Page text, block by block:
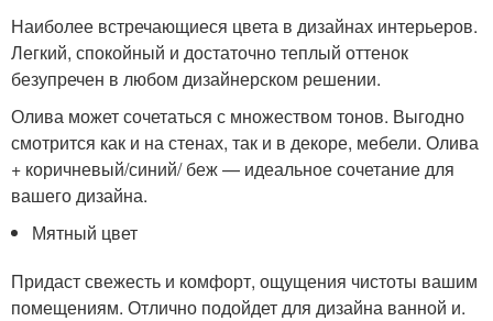
Наиболее встречающиеся цвета в дизайнах интерьеров.
Легкий, спокойный и достаточно теплый оттенок
безупречен в любом дизайнерском решении.
Олива может сочетаться с множеством тонов. Выгодно
смотрится как и на стенах, так и в декоре, мебели. Олива
+ коричневый/синий/ беж — идеальное сочетание для
вашего дизайна.
Мятный цвет
Придаст свежесть и комфорт, ощущения чистоты вашим
помещениям. Отлично подойдет для дизайна ванной и.